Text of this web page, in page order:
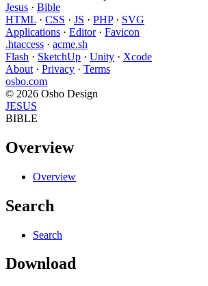
Jesus · Bible
HTML · CSS · JS · PHP· SVG
Applications · Editor· Favicon
.htaccess · acme.sh
Flash · SketchUp · Unity · Xcode
About · Privacy · Terms
osbo.com
© 2026 Osbo Design
JESUS
BIBLE
Overview
Overview
Search
Search
Download